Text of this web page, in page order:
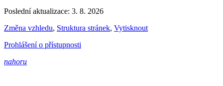
Poslední aktualizace: 3. 8. 2026
Změna vzhledu, Struktura stránek, Vytisknout
Prohlášení o přístupnosti
nahoru